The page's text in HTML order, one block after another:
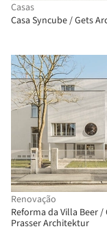
Casas
Casa Syncube / Gets
Renovação
Reforma da Villa Beer /
Prasser Architektur